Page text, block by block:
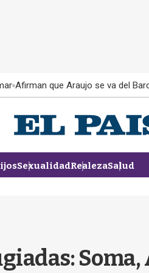
Afirman que Araujo se va del
SexualidadRealezaSalud
Soma,